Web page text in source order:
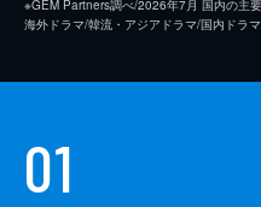
※GEM Partners調べ/2026年7⽉ 国内の主
海外ドラマ/韓流・アジアドラマ/国内ドラ
01